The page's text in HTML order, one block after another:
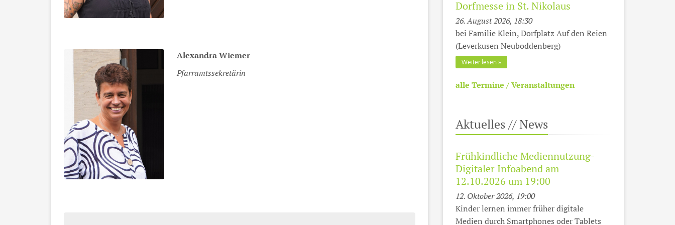
AlexandraWiemer
Pfarramtssekretärin
Dorfmesse in St. Nikolaus
26. August 2026, 18:30
bei Familie Klein, Dorfplatz Auf den Reien
(Leverkusen Neuboddenberg)
Weiter lesen
alle Termine / Veranstaltungen
Aktuelles // News
Frühkindliche Mediennutzung-
Digitaler Infoabend am
12.10.2026 um 19:00
12. Oktober 2026, 19:00
Kinder lernen immer früher digitale
Medien durch Smartphones oder Tablets